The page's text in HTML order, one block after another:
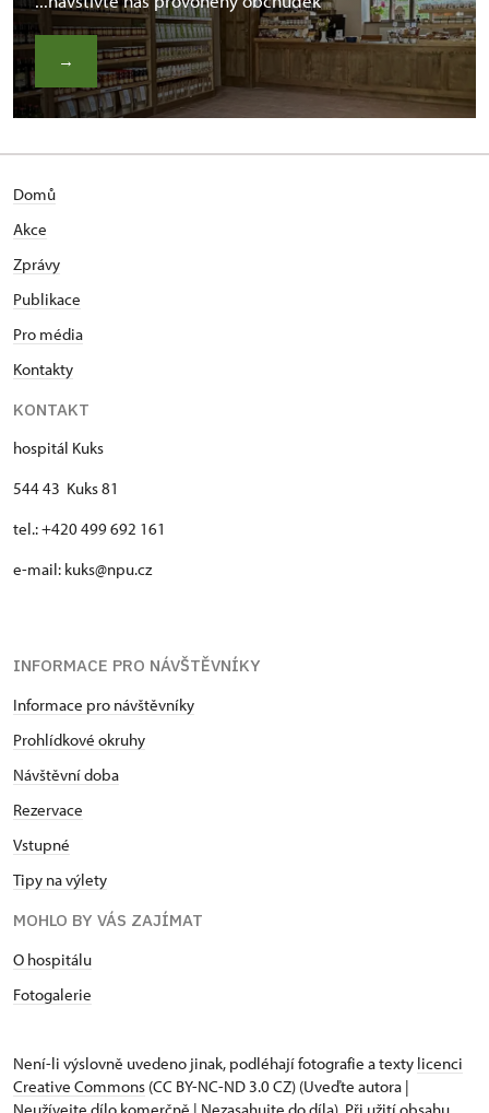
→
Domů
Akce
Zprávy
Publikace
Pro média
Kontakty
KONTAKT
hospitál Kuks
544 43 Kuks 81
tel.: +420 499 692 161
e-mail: kuks@npu.cz
INFORMACE PRO NÁVŠTĚVNÍKY
Informace pro návštěvníky
Prohlídkové okruhy
Návštěvní doba
Rezervace
Vstupné
Tipy na výlety
MOHLO BY VÁS ZAJÍMAT
O hospitálu
Fotogalerie
Není-li výslovně uvedeno jinak, podléhají fotografie a texty licenci
Creative Commons (CC BY-NC-ND 3.0 CZ) (Uveďte autora |